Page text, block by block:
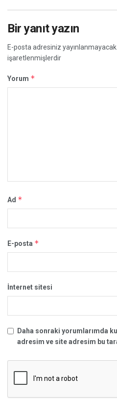
Bir yanıt yazın
E-posta adresiniz yayınlanmayacak.
işaretlenmişlerdir
Yorum *
Ad *
E-posta *
İnternet sitesi
Daha sonraki yorumlarımda
adresim ve site adresim bu